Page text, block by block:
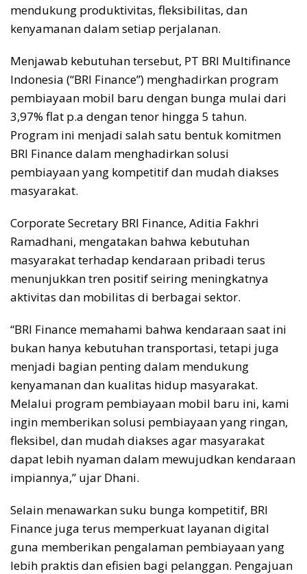
mendukung produktivitas, fleksibilitas, dan
kenyamanan dalam setiap perjalanan.
Menjawab kebutuhan tersebut, PT BRI Multifinance
Indonesia (“BRI Finance”) menghadirkan program
pembiayaan mobil baru dengan bunga mulai dari
3,97% flat p.a dengan tenor hingga 5 tahun.
Program ini menjadi salah satu bentuk komitmen
BRI Finance dalam menghadirkan solusi
pembiayaan yang kompetitif dan mudah diakses
masyarakat.
Corporate Secretary BRI Finance, Aditia Fakhri
Ramadhani, mengatakan bahwa kebutuhan
masyarakat terhadap kendaraan pribadi terus
menunjukkan tren positif seiring meningkatnya
aktivitas dan mobilitas di berbagai sektor.
“BRI Finance memahami bahwa kendaraan saat ini
bukan hanya kebutuhan transportasi, tetapi juga
menjadi bagian penting dalam mendukung
kenyamanan dan kualitas hidup masyarakat.
Melalui program pembiayaan mobil baru ini, kami
ingin memberikan solusi pembiayaan yang ringan,
fleksibel, dan mudah diakses agar masyarakat
dapat lebih nyaman dalam mewujudkan kendaraan
impiannya,” ujar Dhani.
Selain menawarkan suku bunga kompetitif, BRI
Finance juga terus memperkuat layanan digital
guna memberikan pengalaman pembiayaan yang
lebih praktis dan efisien bagi pelanggan. Pengajuan